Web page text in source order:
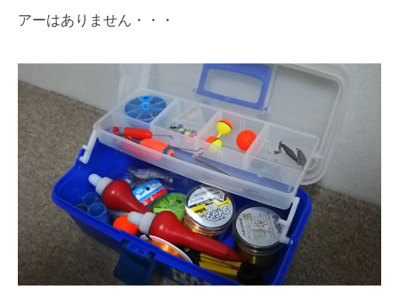
アーはありません・・・